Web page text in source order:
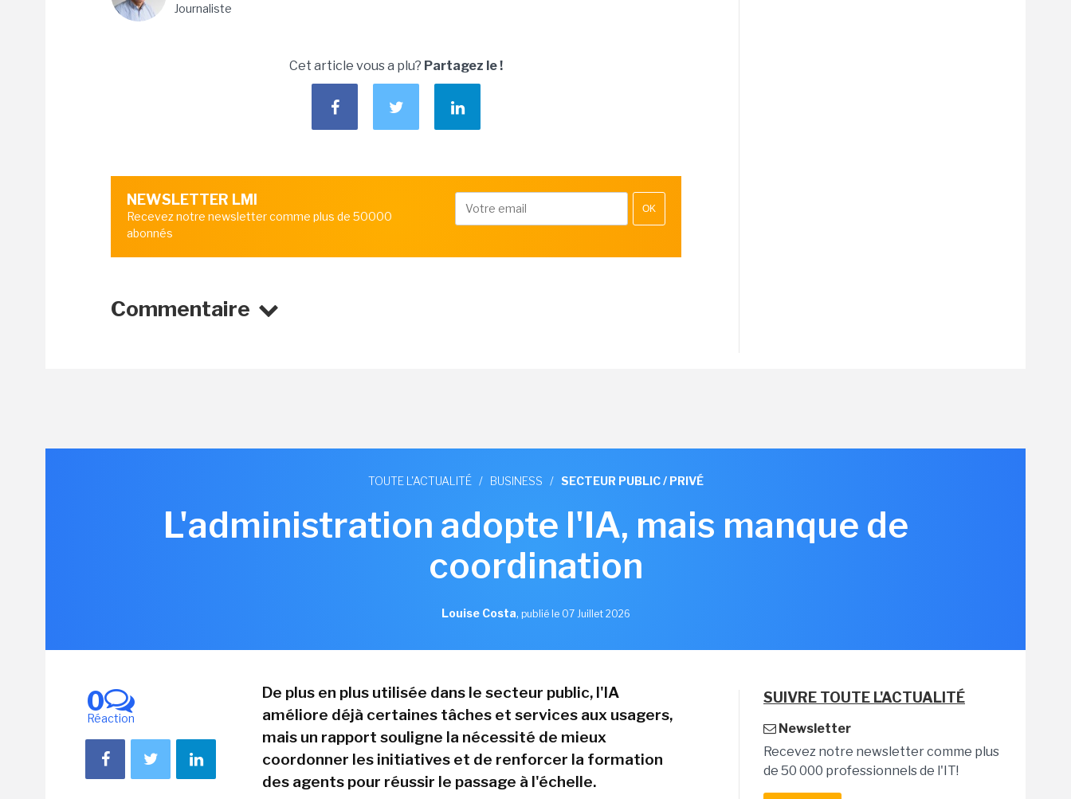
Journaliste
Cet article vous a plu? Partagez le !
NEWSLETTER LMI
Recevez notre newsletter comme plus de 50000
abonnés
OK
Commentaire
TOUTE L'ACTUALITÉ / BUSINESS / SECTEUR PUBLIC / PRIVÉ
L'administration adopte l'IA, mais manque de
coordination
Louise Costa, publié le 07 Juillet 2026
0
Réaction
De plus en plus utilisée dans le secteur public, l'IA
améliore déjà certaines tâches et services aux usagers,
mais un rapport souligne la nécessité de mieux
coordonner les initiatives et de renforcer la formation
des agents pour réussir le passage à l'échelle.
SUIVRE TOUTE L'ACTUALITÉ
Newsletter
Recevez notre newsletter comme plus
de 50 000 professionnels de l'IT!